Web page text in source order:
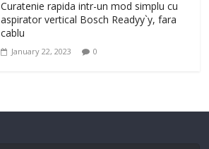
Curatenie rapida intr-un mod simplu cu
aspirator vertical Bosch Readyy`y, fara
cablu
January 22, 2023 0